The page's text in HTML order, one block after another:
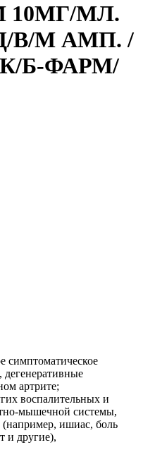
МЛ.
В/М АМП. /
Б-ФАРМ/
симптоматическое
дегенеративные
артрите;
воспалительных и
мышечной системы,
(например, ишиас, боль
и другие),